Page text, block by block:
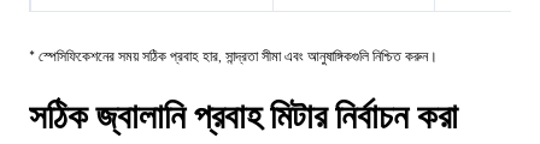
* স্পেসিফিকেশনের সময় সঠিক প্রবাহ হার, সান্দ্রতা সীমা এবং আনুষাঙ্গিকগুলি নিশ্চিত করুন।
সঠিক জ্বালানি প্রবাহ মিটার নির্বাচন করা